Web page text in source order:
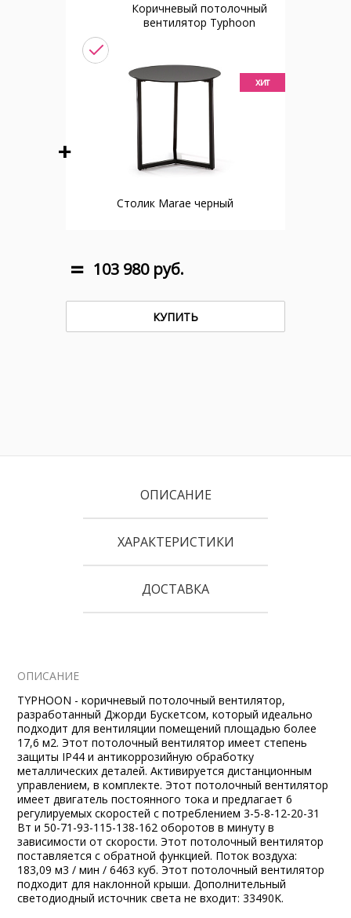
Коричневый потолочный
вентилятор Typhoon
хит
Столик Marae черный
103 980 руб.
КУПИТЬ
ОПИСАНИЕ
ХАРАКТЕРИСТИКИ
ДОСТАВКА
ОПИСАНИЕ
TYPHOON - коричневый потолочный вентилятор,
разработанный Джорди Бускетсом, который идеально
подходит для вентиляции помещений площадью более
17,6 м2. Этот потолочный вентилятор имеет степень
защиты IP44 и антикоррозийную обработку
металлических деталей. Активируется дистанционным
управлением, в комплекте. Этот потолочный вентилятор
имеет двигатель постоянного тока и предлагает 6
регулируемых скоростей с потреблением 3-5-8-12-20-31
Вт и 50-71-93-115-138-162 оборотов в минуту в
зависимости от скорости. Этот потолочный вентилятор
поставляется с обратной функцией. Поток воздуха:
183,09 м3 / мин / 6463 куб. Этот потолочный вентилятор
подходит для наклонной крыши. Дополнительный
светодиодный источник света не входит: 33490K.